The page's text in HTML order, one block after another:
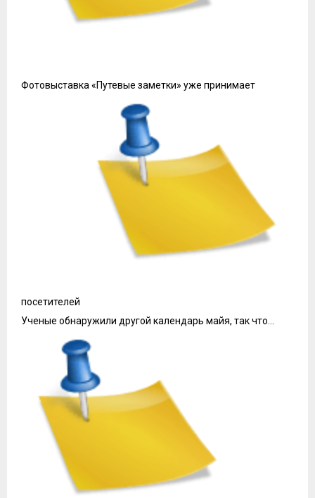
Фотовыставка «Путевые заметки» уже принимает
посетителей
Ученые обнаружили другой календарь майя, так что…